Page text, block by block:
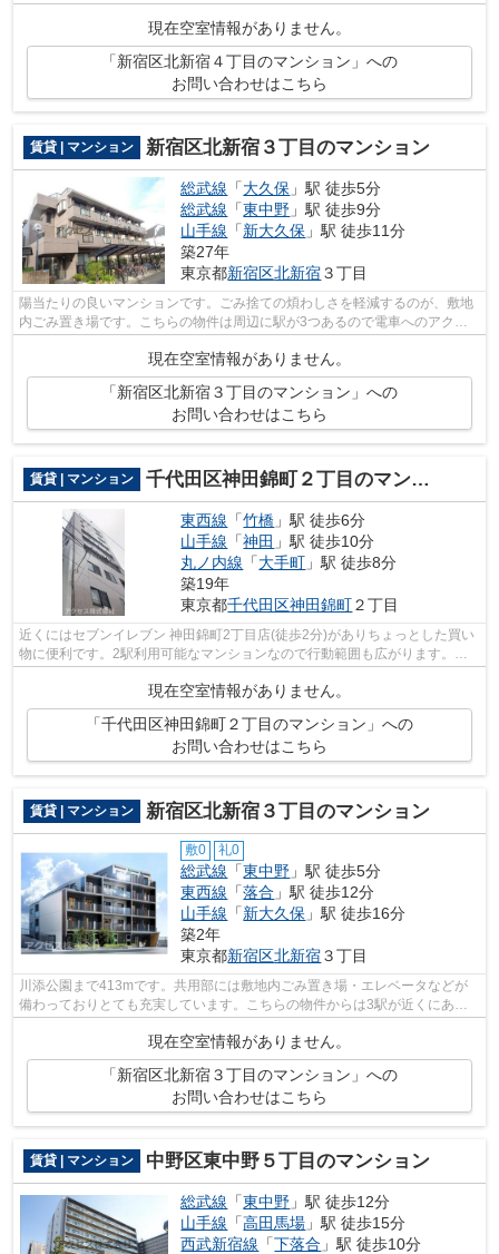
タイプになります。当社スタッフが地...
現在空室情報がありません。
「新宿区北新宿４丁目のマンション」への
お問い合わせはこちら
賃貸 | マンション 新宿区北新宿３丁目のマンション
総武線 「大久保 」駅 徒歩5分
総武線 「東中野 」駅 徒歩9分
山手線 「新大久保 」駅 徒歩11分
築27年
東京都新宿区北新宿３丁目
陽当たりの良いマンションです。ごみ捨ての煩わしさを軽減するのが、敷地
内ごみ置き場です。こちらの物件は周辺に駅が3つあるので電車へのアクセ
現在空室情報がありません。
「新宿区北新宿３丁目のマンション」への
お問い合わせはこちら
賃貸 | マンション 千代田区神田錦町２丁目のマンション
東西線 「竹橋 」駅 徒歩6分
山手線 「神田 」駅 徒歩10分
丸ノ内線 「大手町 」駅 徒歩8分
築19年
東京都千代田区神田錦町２丁目
近くにはセブンイレブン 神田錦町2丁目店(徒歩2分)がありちょっとした買い
物に便利です。2駅利用可能なマンションなので行動範囲も広がります。防
現在空室情報がありません。
「千代田区神田錦町２丁目のマンション」への
お問い合わせはこちら
賃貸 | マンション 新宿区北新宿３丁目のマンション
敷0 礼0
総武線 「東中野 」駅 徒歩5分
東西線 「落合 」駅 徒歩12分
山手線 「新大久保 」駅 徒歩16分
築2年
東京都新宿区北新宿３丁目
川添公園まで413mです。共用部には敷地内ごみ置き場・エレベータなどが
備わっておりとても充実しています。こちらの物件からは3駅が近くにあ
り、移動範囲も広がります。アクセスが皆様...
現在空室情報がありません。
「新宿区北新宿３丁目のマンション」への
お問い合わせはこちら
賃貸 | マンション 中野区東中野５丁目のマンション
総武線 「東中野 」駅 徒歩12分
山手線 「高田馬場 」駅 徒歩15分
西武新宿線 「下落合 」駅 徒歩10分